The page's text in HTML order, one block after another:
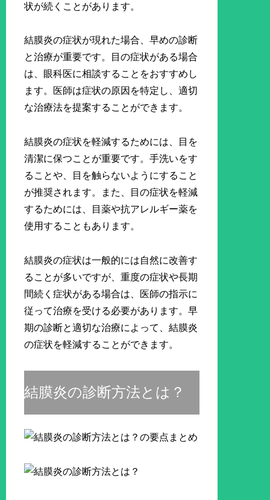
状が続くことがあります。
結膜炎の症状が現れた場合、早めの診断
と治療が重要です。目の症状がある場合
は、眼科医に相談することをおすすめし
ます。医師は症状の原因を特定し、適切
な治療法を提案することができます。
結膜炎の症状を軽減するためには、目を
清潔に保つことが重要です。手洗いをす
ることや、目を触らないようにすること
が推奨されます。また、目の症状を軽減
するためには、目薬や抗アレルギー薬を
使用することもあります。
結膜炎の症状は一般的には自然に改善す
ることが多いですが、重度の症状や長期
間続く症状がある場合は、医師の指示に
従って治療を受ける必要があります。早
期の診断と適切な治療によって、結膜炎
の症状を軽減することができます。
結膜炎の診断方法とは？